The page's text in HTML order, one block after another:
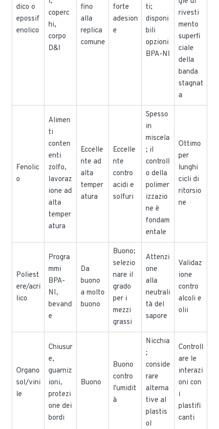
dico o
epossif
enolico
coperc
hi,
corpo
D&I
fino
alla
replica
comune
forte
adesion
e
ti;
disponi
bili
opzioni
BPA-NI
rivesti
mento
superfi
ciale
della
banda
stagnat
a
Fenolic
o
Alimen
ti
conten
enti
zolfo,
lavoraz
ione ad
alta
temper
atura
Eccelle
nte ad
alta
temper
atura
Eccelle
nte
contro
acidi e
solfuri
Spesso
in
miscela
; il
controll
o della
polimer
izzazio
ne è
fondam
entale
Ottimo
per
lunghi
cicli di
ritorsio
ne
Poliest
ere/acri
lico
Progra
mmi
BPA-
NI,
bevand
e
Da
buono
a molto
buono
Buono;
selezio
nare il
grado
per i
mezzi
grassi
Attenzi
one
alla
neutrali
tà del
sapore
Validaz
ione
contro
alcoli e
olii
Organo
sol/vini
le
Chiusur
e,
guarniz
ioni,
protezi
one dei
bordi
Buono
Buono
contro
l'umidit
à
Nicchia
;
conside
rare
alterna
tive al
plastis
ol
Controll
are le
interazi
oni con
i
plastifi
canti